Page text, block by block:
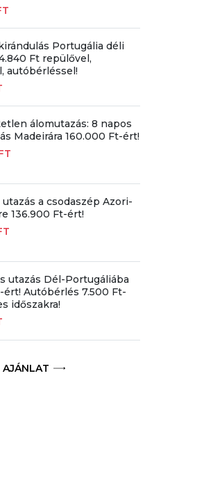
Portugália déli
Ft repülővel,
autóbérléssel!
álomutazás: 8 napos
Madeirára 160.000 Ft-ért!
utazás a csodaszép Azori-
136.900 Ft-ért!
utazás Dél-Portugáliába
ért! Autóbérlés 7.500 Ft-
időszakra!
AJÁNLAT